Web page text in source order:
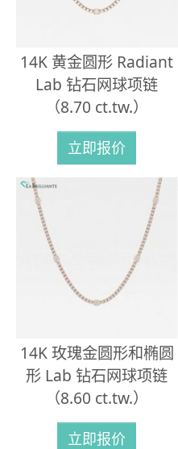
14K 黄金圆形 Radiant
Lab 钻石网球项链
（8.70 ct.tw.）
立即报价
14K 玫瑰金圆形和椭圆
形 Lab 钻石网球项链
（8.60 ct.tw.）
立即报价